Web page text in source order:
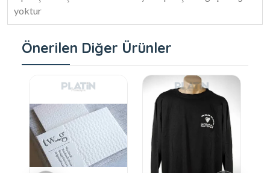
yoktur
Önerilen Diğer Ürünler